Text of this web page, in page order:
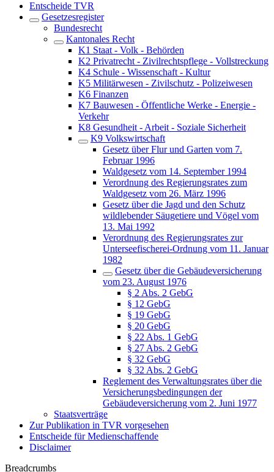
Entscheide TVR
Gesetzesregister
Bundesrecht
Kantonales Recht
K1 Staat - Volk - Behörden
K2 Privatrecht - Zivilrechtspflege - Vollstreckung
K4 Schule - Wissenschaft - Kultur
K5 Militärwesen - Zivilschutz - Polizeiwesen
K6 Finanzen
K7 Bauwesen - Öffentliche Werke - Energie -
Verkehr
K8 Gesundheit - Arbeit - Soziale Sicherheit
K9 Volkswirtschaft
Gesetz über Flur und Garten vom 7.
Februar 1996
Waldgesetz vom 14. September 1994
Verordnung des Regierungsrates zum
Waldgesetz vom 26. März 1996
Gesetz über die Jagd und den Schutz
wildlebender Säugetiere und Vögel vom
13. Mai 1992
Verordnung des Regierungsrates zur
Unterseefischerei-Ordnung vom 11. Januar
1982
Gesetz über die Gebäudeversicherung
vom 23. August 1976
§ 2 Abs. 2 GebG
§ 12 GebG
§ 19 GebG
§ 20 GebG
§ 22 Abs. 1 GebG
§ 27 Abs. 2 GebG
§ 32 GebG
§ 32 Abs. 2 GebG
Reglement des Verwaltungsrates über die
Versicherungsbedingungen der
Gebäudeversicherung vom 2. Juni 1977
Staatsverträge
Zur Publikation in TVR vorgesehen
Entscheide für Medienschaffende
Disclaimer
Breadcrumbs